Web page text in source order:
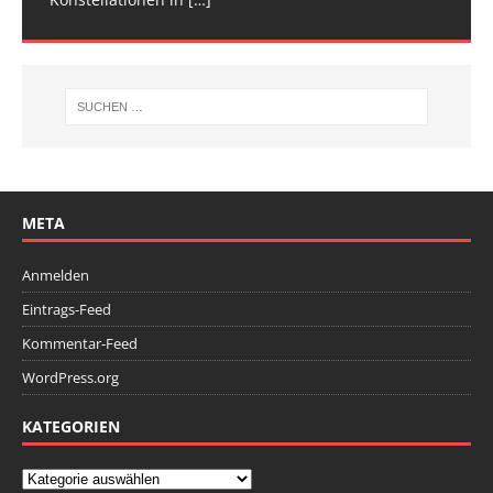
META
Anmelden
Eintrags-Feed
Kommentar-Feed
WordPress.org
KATEGORIEN